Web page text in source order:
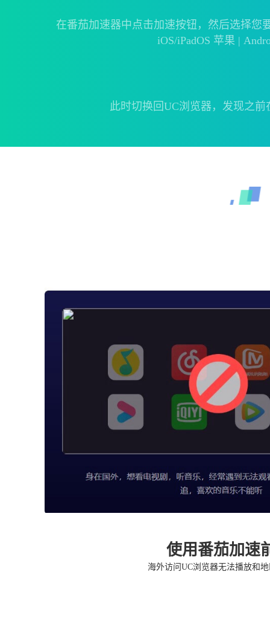
在番茄加速器中点击加速按钮，然后选择您
iOS/iPadOS 苹果 |
此时切换回UC浏览器，发现之
使用番茄加速
海外访问UC浏览器无法播放和